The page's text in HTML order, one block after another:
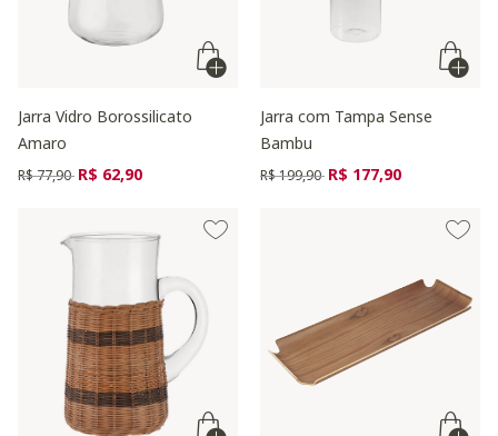
Jarra Vidro Borossilicato
Amaro
Preço reduzido de
R$ 77,90 para
R$ 62,90
Jarra com Tampa Sense
Bambu
Preço reduzido de
R$ 199,90 para
R$ 177,90